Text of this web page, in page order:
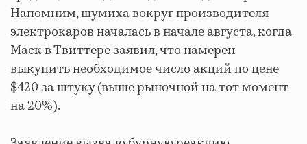
Напомним, шумиха вокруг производителя
электрокаров началась в начале августа, когда
Маск в Твиттере заявил, что намерен
выкупить необходимое число акций по цене
$420 за штуку (выше рыночной на тот момент
на 20%).